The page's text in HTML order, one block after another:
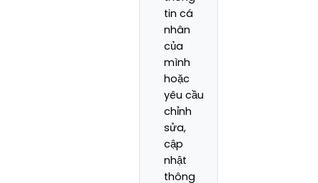
tin cá
nhân
của
mình
hoặc
yêu cầu
chỉnh
sửa,
cập
nhật
thông